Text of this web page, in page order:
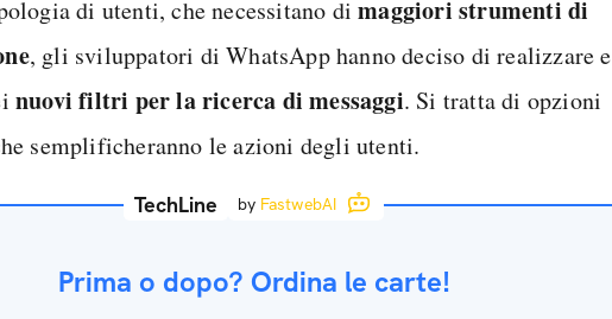
di utenti, che necessitano dimaggiori strumenti di
, gli sviluppatori di WhatsApp hanno deciso di realizzare e
nuovi filtri per la ricerca di messaggi. Si tratta di opzioni
semplificheranno le azioni degli utenti.
TechLine by FastwebAI
Prima o dopo? Ordina le carte!